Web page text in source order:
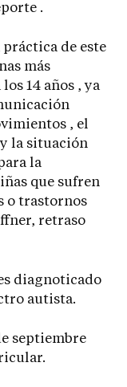
.
de este
más
14 años , ya
, el
la situación
la
que sufren
o trastornos
retraso
diagnoticado
autista.
septiembre